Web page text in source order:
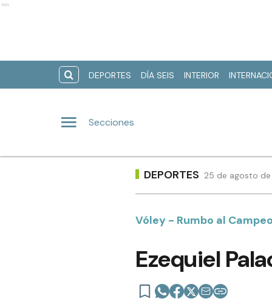
Ads
DEPORTES DÍA SEIS INTERIOR
Secciones
DEPORTES 25 de agosto
Vóley - Rumbo al
Ezequiel